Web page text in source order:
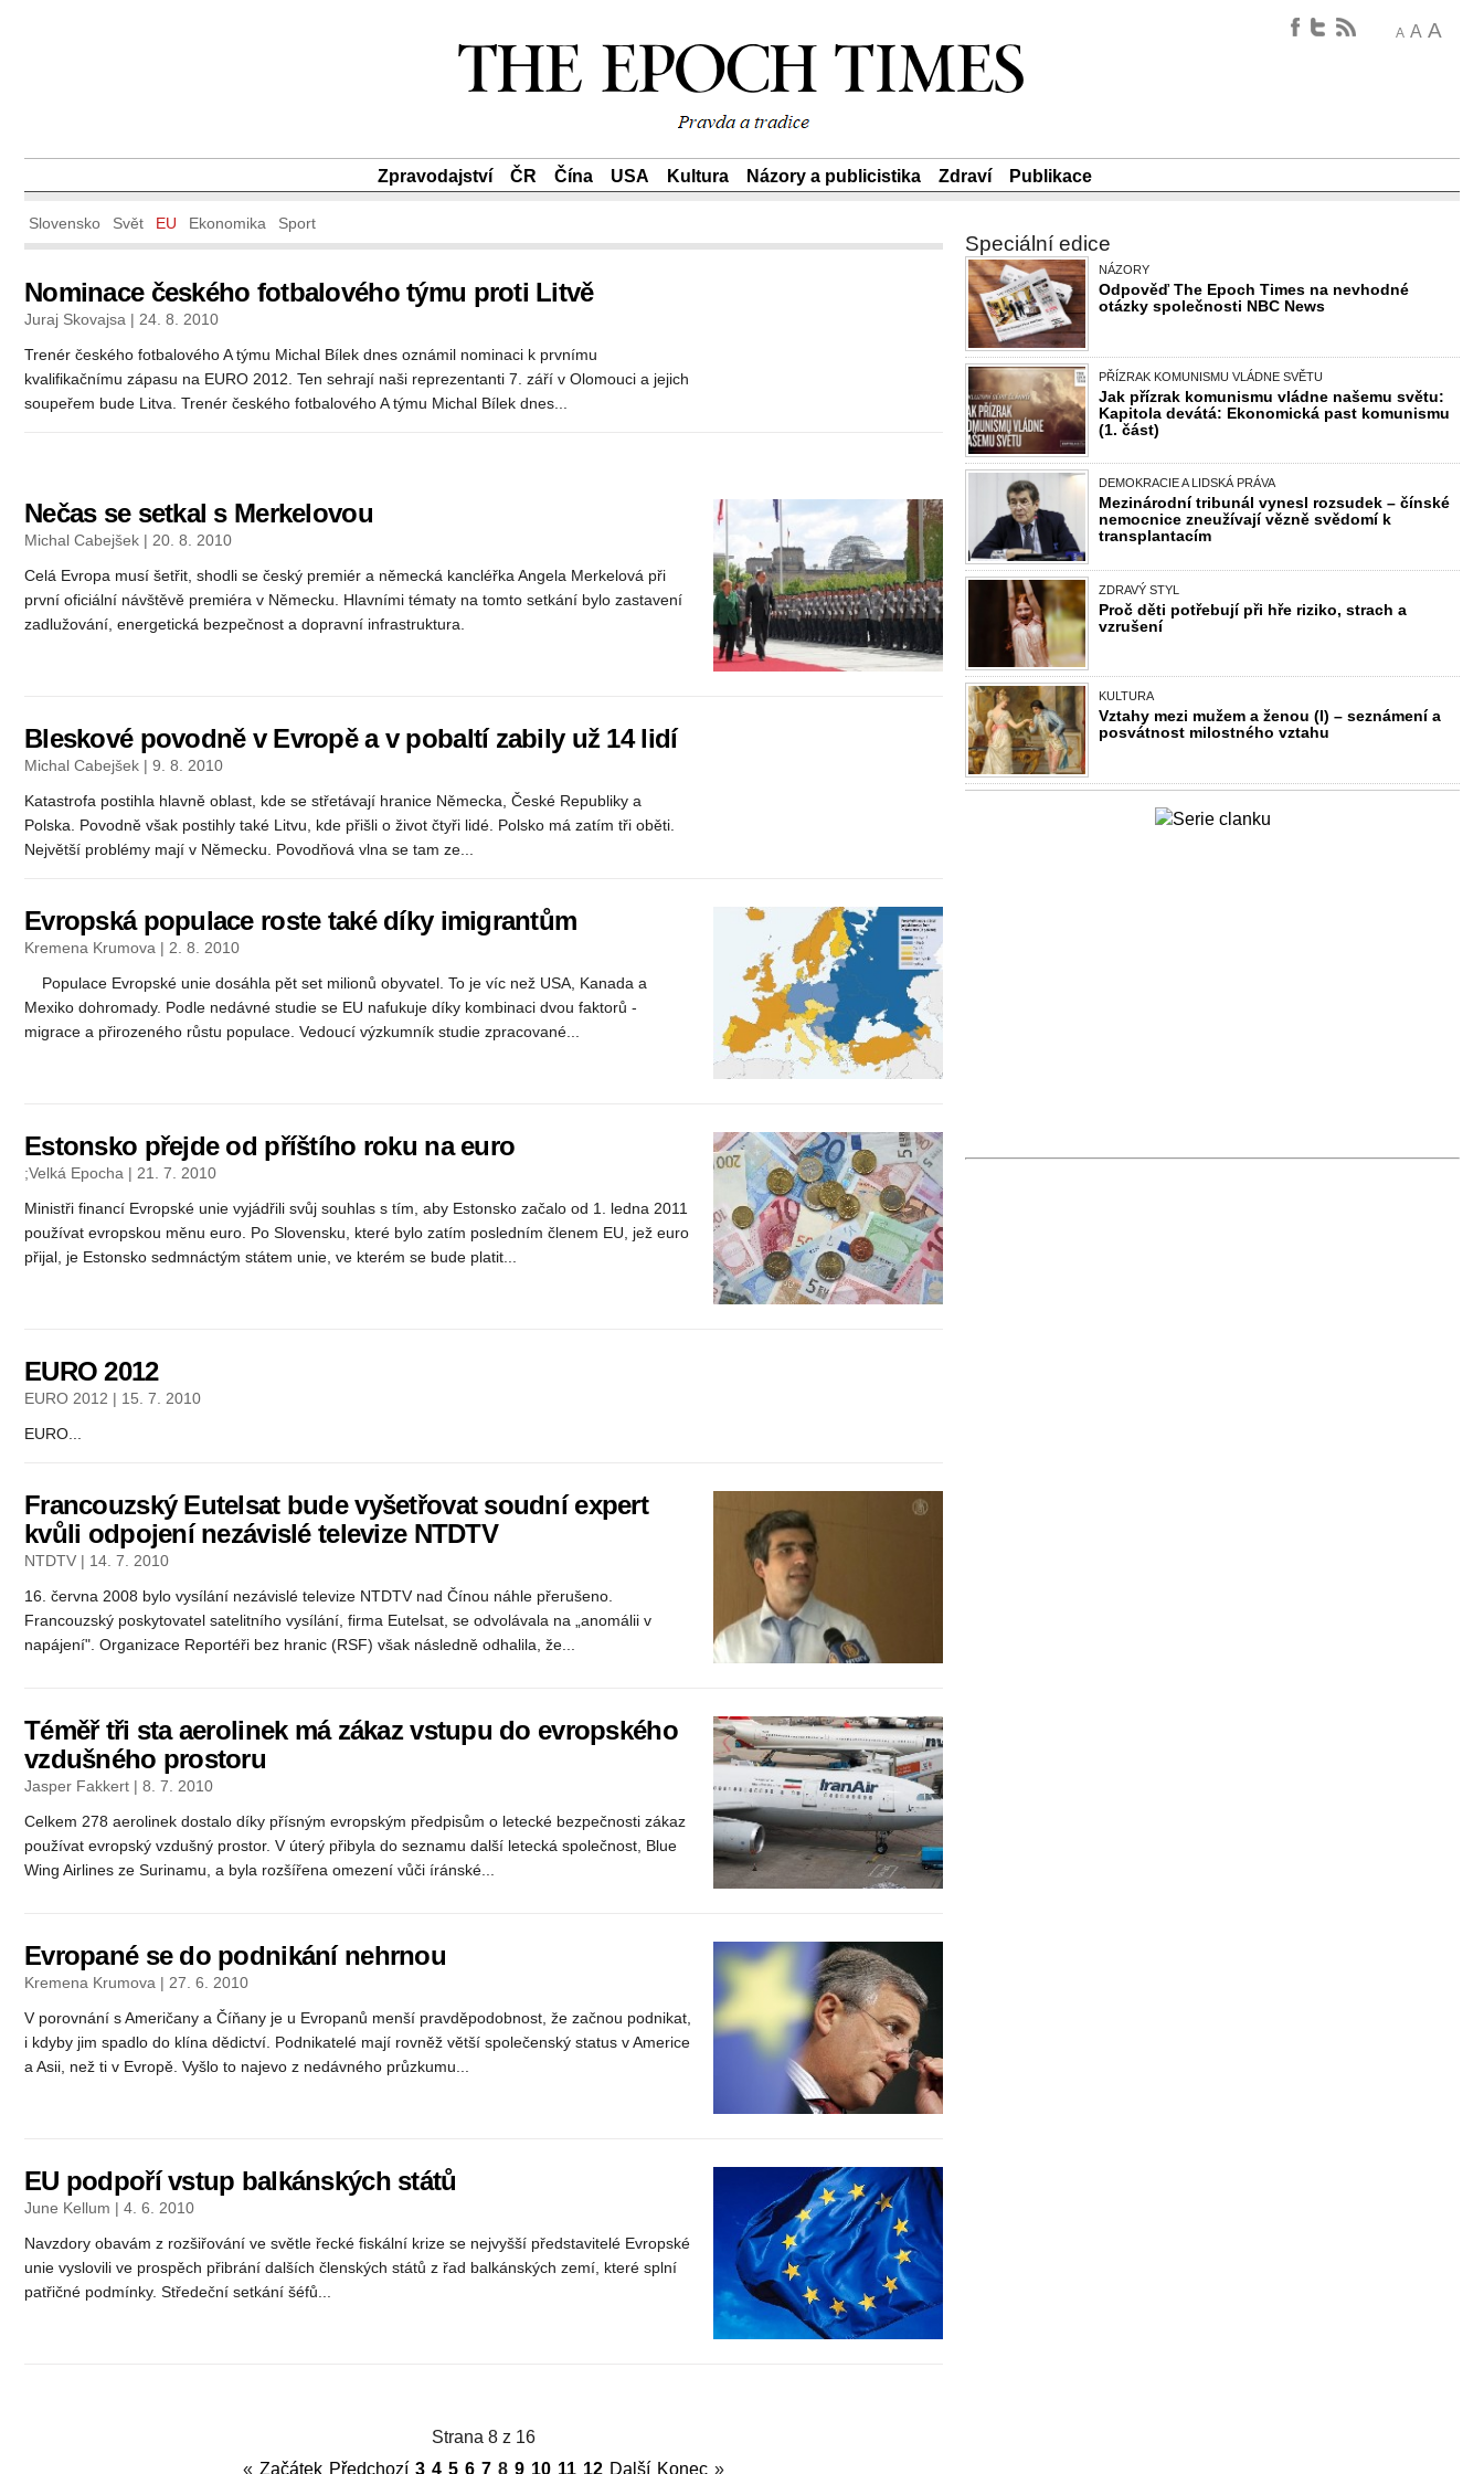
A A A
Zpravodajství ČR Čína USA Kultura Názory a publicistika Zdraví Publikace
Slovensko Svět EU Ekonomika Sport
Nominace českého fotbalového týmu proti Litvě
Juraj Skovajsa | 24. 8. 2010
Trenér českého fotbalového A týmu Michal Bílek dnes oznámil nominaci k prvnímu
kvalifikačnímu zápasu na EURO 2012. Ten sehrají naši reprezentanti 7. září v Olomouci a jejich
soupeřem bude Litva. Trenér českého fotbalového A týmu Michal Bílek dnes...
Nečas se setkal s Merkelovou
Michal Cabejšek | 20. 8. 2010
Celá Evropa musí šetřit, shodli se český premiér a německá kancléřka Angela Merkelová při
první oficiální návštěvě premiéra v Německu. Hlavními tématy na tomto setkání bylo zastavení
zadlužování, energetická bezpečnost a dopravní infrastruktura.
Bleskové povodně v Evropě a v pobaltí zabily už 14 lidí
Michal Cabejšek | 9. 8. 2010
Katastrofa postihla hlavně oblast, kde se střetávají hranice Německa, České Republiky a
Polska. Povodně však postihly také Litvu, kde přišli o život čtyři lidé. Polsko má zatím tři oběti.
Největší problémy mají v Německu. Povodňová vlna se tam ze...
Evropská populace roste také díky imigrantům
Kremena Krumova | 2. 8. 2010
Populace Evropské unie dosáhla pět set milionů obyvatel. To je víc než USA, Kanada a
Mexiko dohromady. Podle nedávné studie se EU nafukuje díky kombinaci dvou faktorů -
migrace a přirozeného růstu populace. Vedoucí výzkumník studie zpracované...
Estonsko přejde od příštího roku na euro
;Velká Epocha | 21. 7. 2010
Ministři financí Evropské unie vyjádřili svůj souhlas s tím, aby Estonsko začalo od 1. ledna 2011
používat evropskou měnu euro. Po Slovensku, které bylo zatím posledním členem EU, jež euro
přijal, je Estonsko sedmnáctým státem unie, ve kterém se bude platit...
EURO 2012
EURO 2012 | 15. 7. 2010
EURO...
Francouzský Eutelsat bude vyšetřovat soudní expert
kvůli odpojení nezávislé televize NTDTV
NTDTV | 14. 7. 2010
16. června 2008 bylo vysílání nezávislé televize NTDTV nad Čínou náhle přerušeno.
Francouzský poskytovatel satelitního vysílání, firma Eutelsat, se odvolávala na „anomálii v
napájení". Organizace Reportéři bez hranic (RSF) však následně odhalila, že...
Téměř tři sta aerolinek má zákaz vstupu do evropského
vzdušného prostoru
Jasper Fakkert | 8. 7. 2010
Celkem 278 aerolinek dostalo díky přísným evropským předpisům o letecké bezpečnosti zákaz
používat evropský vzdušný prostor. V úterý přibyla do seznamu další letecká společnost, Blue
Wing Airlines ze Surinamu, a byla rozšířena omezení vůči íránské...
Evropané se do podnikání nehrnou
Kremena Krumova | 27. 6. 2010
V porovnání s Američany a Číňany je u Evropanů menší pravděpodobnost, že začnou podnikat,
i kdyby jim spadlo do klína dědictví. Podnikatelé mají rovněž větší společenský status v Americe
a Asii, než ti v Evropě. Vyšlo to najevo z nedávného průzkumu...
EU podpoří vstup balkánských států
June Kellum | 4. 6. 2010
Navzdory obavám z rozšiřování ve světle řecké fiskální krize se nejvyšší představitelé Evropské
unie vyslovili ve prospěch přibrání dalších členských států z řad balkánských zemí, které splní
patřičné podmínky. Středeční setkání šéfů...
Strana 8 z 16
« Začátek Předchozí 3 4 5 6 7 8 9 10 11 12 Další Konec »
Speciální edice
NÁZORY
Odpověď The Epoch Times na nevhodné
otázky společnosti NBC News
PŘÍZRAK KOMUNISMU VLÁDNE SVĚTU
Jak přízrak komunismu vládne našemu světu:
Kapitola devátá: Ekonomická past komunismu
(1. část)
DEMOKRACIE A LIDSKÁ PRÁVA
Mezinárodní tribunál vynesl rozsudek – čínské
nemocnice zneužívají vězně svědomí k
transplantacím
ZDRAVÝ STYL
Proč děti potřebují při hře riziko, strach a
vzrušení
KULTURA
Vztahy mezi mužem a ženou (I) – seznámení a
posvátnost milostného vztahu